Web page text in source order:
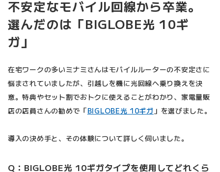
不安定なモバイル回線から卒業。
選んだのは「BIGLOBE光 10ギ
ガ」
在宅ワークの多いミナミさんはモバイルルーターの不安定さに
悩まされていましたが、引越しを機に光回線へ乗り換えを決
意。特典やセット割でおトクに使えることがわかり、家電量販
店の店員さんの勧めで「BIGLOBE光 10ギガ 」を選びました。
導入の決め手と、その体験について詳しく伺いました。
Q：BIGLOBE光 10ギガタイプを使用してどれくら